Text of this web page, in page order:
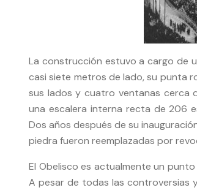
La construcción estuvo a cargo de
casi siete metros de lado, su punta
sus lados y cuatro ventanas cerca
una escalera interna recta de 206
Dos años después de su
piedra fueron reemplazadas por
El Obelisco es actualmente un
A pesar de todas las controversias